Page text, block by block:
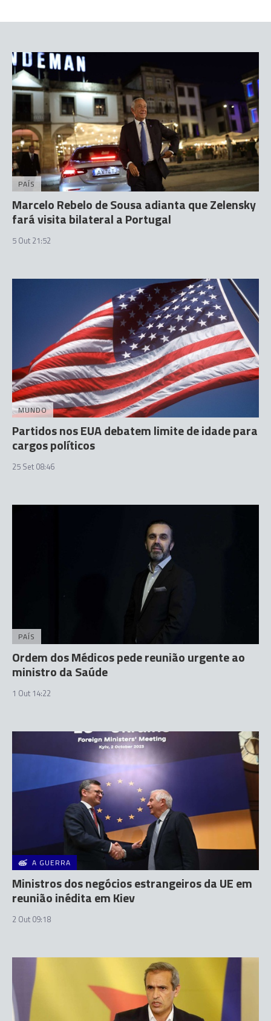
PAÍS
Marcelo Rebelo de Sousa adianta que Zelensky
fará visita bilateral a Portugal
5 Out 21:52
MUNDO
Partidos nos EUA debatem limite de idade para
cargos políticos
25 Set 08:46
PAÍS
Ordem dos Médicos pede reunião urgente ao
ministro da Saúde
1 Out 14:22
A GUERRA
Ministros dos negócios estrangeiros da UE em
reunião inédita em Kiev
2 Out 09:18